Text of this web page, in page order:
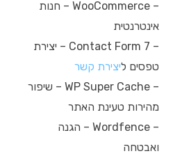
– WooCommerce – חנות
אינטרנטית
– Contact Form 7 – יצירת
טפסים ליצירת קשר
– WP Super Cache – שיפור
מהירות טעינת האתר
– Wordfence – הגנה
ואבטחה